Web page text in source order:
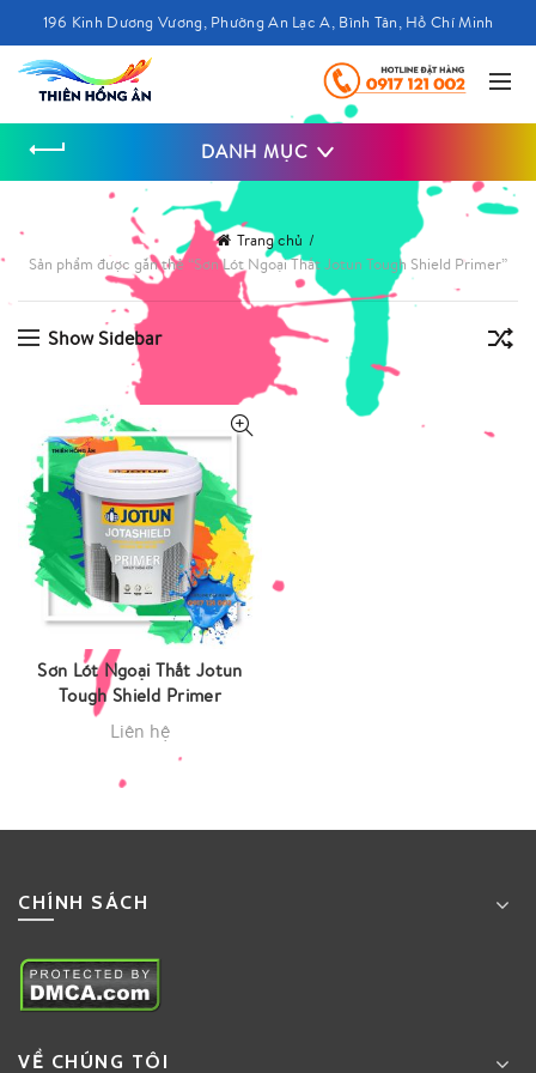
196 Kinh Dương Vương, Phường An Lạc A, Bình Tân, Hồ Chí Minh
DANH MỤC
Trang chủ
Sản phẩm được gắn thẻ “Sơn Lót Ngoại Thất Jotun Tough Shield Primer”
Show Sidebar
Sơn Lót Ngoại Thất Jotun
Tough Shield Primer
Liên hệ
CHÍNH SÁCH
VỀ CHÚNG TÔI